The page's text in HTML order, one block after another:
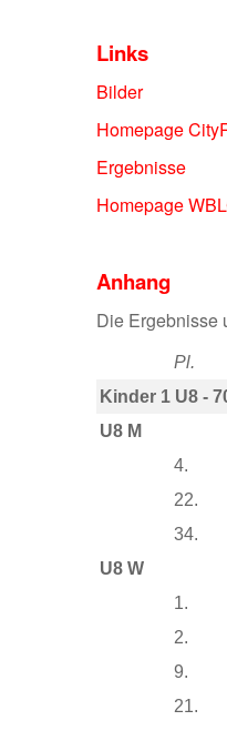
Links
Bilder
Homepage
Ergebnisse
Homepage
Anhang
Die Ergebnisse
Pl.
Kinder 1 U8 -
U8 M
4.
22.
34.
U8 W
1.
2.
9.
21.